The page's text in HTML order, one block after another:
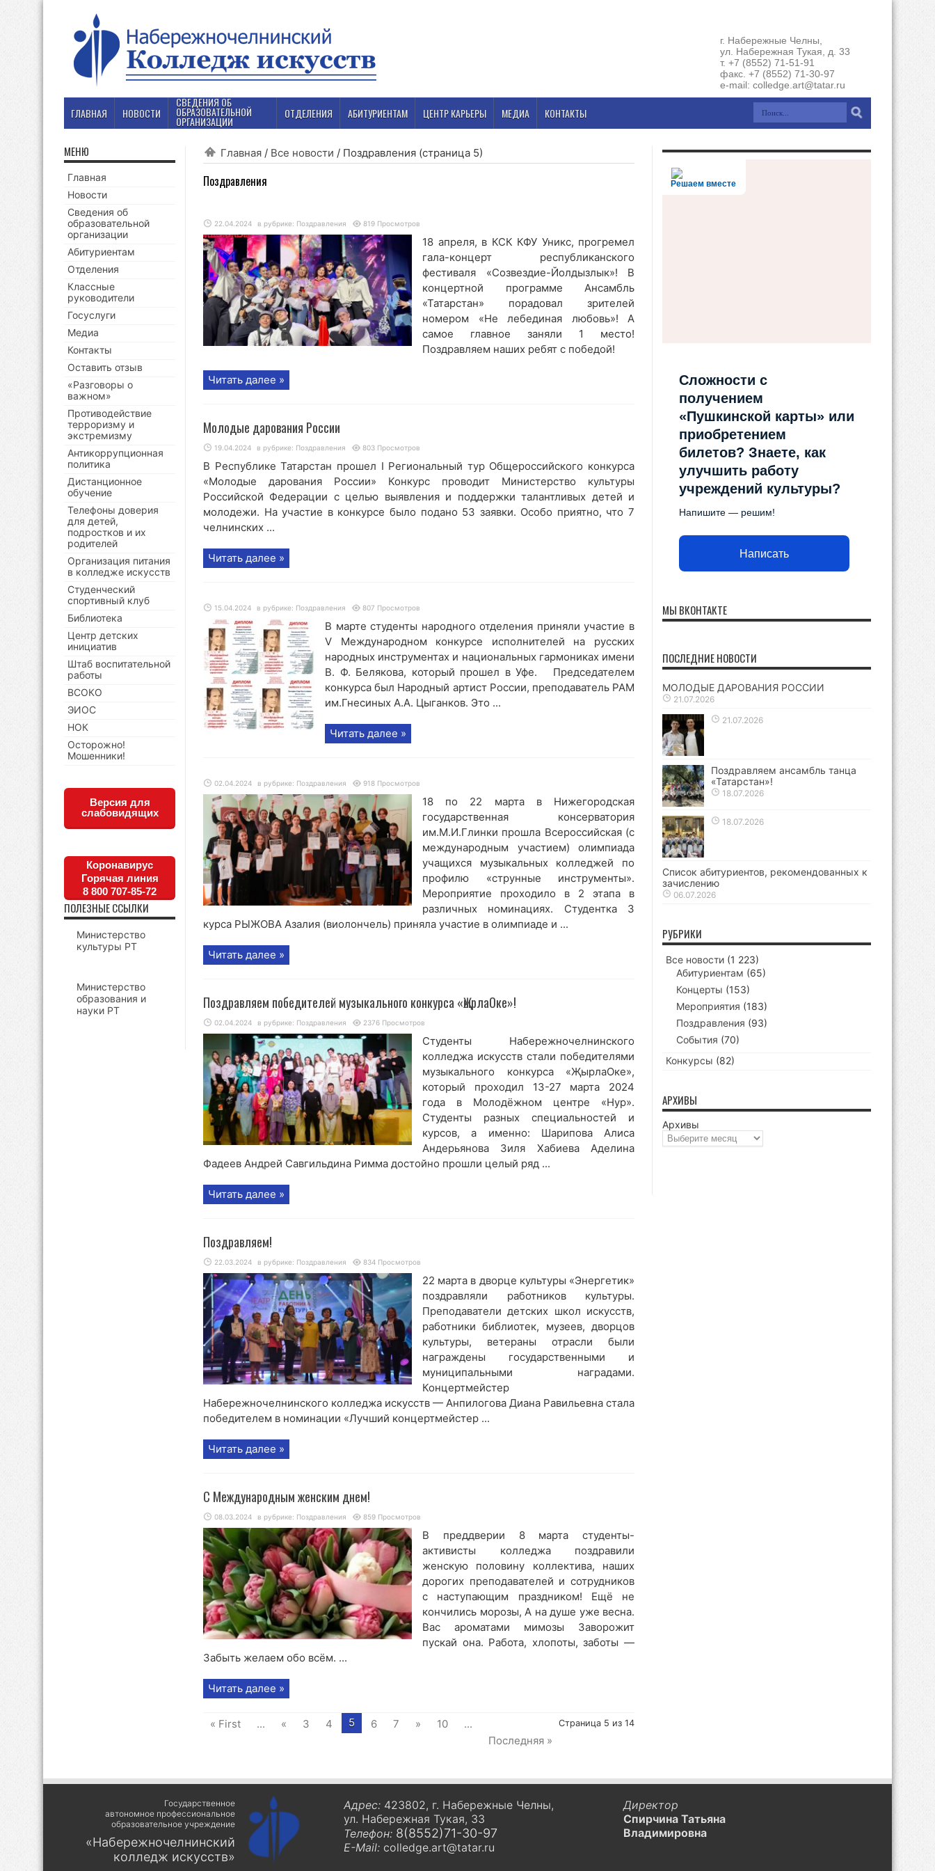
г. Набережные Челны,
ул. Набережная Тукая, д. 33
т. +7 (8552) 71-51-91
факс. +7 (8552) 71-30-97
e-mail: colledge.art@tatar.ru
ГЛАВНАЯ НОВОСТИ
СВЕДЕНИЯ ОБ
ОБРАЗОВАТЕЛЬНОЙ
ОРГАНИЗАЦИИ
ОТДЕЛЕНИЯ АБИТУРИЕНТАМ ЦЕНТР КАРЬЕРЫ МЕДИА КОНТАКТЫ
Главная / Все новости / Поздравления (страница 5)
Поздравления
22.04.2024 в рубрике: Поздравления 819 Просмотров
18 апреля, в КСК КФУ Уникс, прогремел
гала-концерт республиканского
фестиваля «Созвездие-Йолдызлык»! В
концертной программе Ансамбль
«Татарстан» порадовал зрителей
номером «Не лебединая любовь»! А
самое главное заняли 1 место!
Поздравляем наших ребят с победой!
Читать далее »
Молодые дарования России
19.04.2024 в рубрике: Поздравления 803 Просмотров
В Республике Татарстан прошел I Региональный тур Общероссийского конкурса
«Молодые дарования России» Конкурс проводит Министерство культуры
Российской Федерации с целью выявления и поддержки талантливых детей и
молодежи. На участие в конкурсе было подано 53 заявки. Особо приятно, что 7
челнинских ...
Читать далее »
15.04.2024 в рубрике: Поздравления 807 Просмотров
В марте студенты народного отделения приняли участие в
V Международном конкурсе исполнителей на русских
народных инструментах и национальных гармониках имени
В. Ф. Белякова, который прошел в Уфе. Председателем
конкурса был Народный артист России, преподаватель РАМ
им.Гнесиных А.А. Цыганков. Это ...
Читать далее »
02.04.2024 в рубрике: Поздравления 918 Просмотров
18 по 22 марта в Нижегородская
государственная консерватория
им.М.И.Глинки прошла Всероссийская (с
международным участием) олимпиада
учащихся музыкальных колледжей по
профилю «струнные инструменты».
Мероприятие проходило в 2 этапа в
различных номинациях. Студентка 3
курса РЫЖОВА Азалия (виолончель) приняла участие в олимпиаде и ...
Читать далее »
Поздравляем победителей музыкального конкурса «ҖырлаОке»!
02.04.2024 в рубрике: Поздравления 2376 Просмотров
Студенты Набережночелнинского
колледжа искусств стали победителями
музыкального конкурса «ҖырлаОке»,
который проходил 13-27 марта 2024
года в Молодёжном центре «Нур».
Студенты разных специальностей и
курсов, а именно: Шарипова Алиса
Андерьянова Зиля Хабиева Аделина
Фадеев Андрей Савгильдина Римма достойно прошли целый ряд ...
Читать далее »
Поздравляем!
22.03.2024 в рубрике: Поздравления 834 Просмотров
22 марта в дворце культуры «Энергетик»
поздравляли работников культуры.
Преподаватели детских школ искусств,
работники библиотек, музеев, дворцов
культуры, ветераны отрасли были
награждены государственными и
муниципальными наградами.
Концертмейстер
Набережночелнинского колледжа искусств — Анпилогова Диана Равильевна стала
победителем в номинации «Лучший концертмейстер ...
Читать далее »
С Международным женским днем!
08.03.2024 в рубрике: Поздравления 859 Просмотров
В преддверии 8 марта студенты-
активисты колледжа поздравили
женскую половину коллектива, наших
дорогих преподавателей и сотрудников
с наступающим праздником! Ещё не
кончились морозы, А на душе уже весна.
Вас ароматами мимозы Заворожит
пускай она. Работа, хлопоты, заботы —
Забыть желаем обо всём. ...
Читать далее »
Страница 5 из 14
« First ... « 3 4 5 6 7 » 10
...
Последняя »
МЕНЮ
Главная
Новости
Сведения об
образовательной
организации
Абитуриентам
Отделения
Классные
руководители
Госуслуги
Медиа
Контакты
Оставить отзыв
«Разговоры о
важном»
Противодействие
терроризму и
экстремизму
Антикоррупционная
политика
Дистанционное
обучение
Телефоны доверия
для детей,
подростков и их
родителей
Организация питания
в колледже искусств
Студенческий
спортивный клуб
Библиотека
Центр детских
инициатив
Штаб воспитательной
работы
ВСОКО
ЭИОС
НОК
Осторожно!
Мошенники!
Версия для
слабовидящих
Коронавирус
Горячая линия
8 800 707-85-72
ПОЛЕЗНЫЕ ССЫЛКИ
Министерство
культуры РТ
Министерство
образования и
науки РТ
Решаем вместе
Сложности с
получением
«Пушкинской карты» или
приобретением
билетов? Знаете, как
улучшить работу
учреждений культуры?
Напишите — решим!
Написать
МЫ ВКОНТАКТЕ
ПОСЛЕДНИЕ НОВОСТИ
МОЛОДЫЕ ДАРОВАНИЯ РОССИИ
21.07.2026
21.07.2026
Поздравляем ансамбль танца
«Татарстан»!
18.07.2026
18.07.2026
Список абитуриентов, рекомендованных к
зачислению
06.07.2026
РУБРИКИ
Все новости (1 223)
Абитуриентам (65)
Концерты (153)
Мероприятия (183)
Поздравления (93)
События (70)
Конкурсы (82)
АРХИВЫ
Архивы
Государственное
автономное профессиональное
образовательное учреждение
«Набережночелнинский
колледж искусств»
Адрес: 423802, г. Набережные Челны,
ул. Набережная Тукая, 33
Телефон: 8(8552)71-30-97
E-Mail: colledge.art@tatar.ru
Директор
Спирчина Татьяна
Владимировна